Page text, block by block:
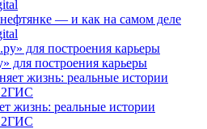
— и как на самом деле
для построения карьеры
жизнь: реальные истории
2ГИС